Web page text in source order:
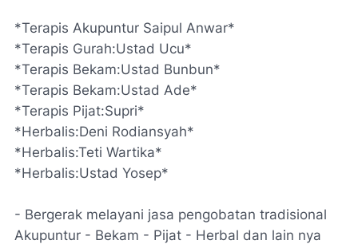
*Terapis Akupuntur Saipul Anwar*
*Terapis Gurah:Ustad Ucu*
*Terapis Bekam:Ustad Bunbun*
*Terapis Bekam:Ustad Ade*
*Terapis Pijat:Supri*
*Herbalis:Deni Rodiansyah*
*Herbalis:Teti Wartika*
*Herbalis:Ustad Yosep*
- Bergerak melayani jasa pengobatan tradisional
Akupuntur - Bekam - Pijat - Herbal dan lain nya